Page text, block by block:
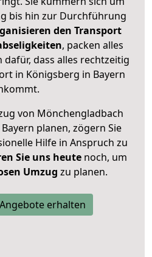
bis hin zur Durchführung
den Transport
, packen alles
dass alles rechtzeitig
in Königsberg in Bayern
von Mönchengladbach
planen, zögern Sie
Hilfe in Anspruch zu
Sie uns heutenoch, um
Umzug zu planen.
erhalten